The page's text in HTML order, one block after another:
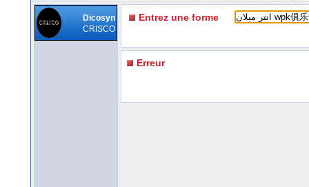
Dicosyn
CRISCO
Entrez une forme
Erreur